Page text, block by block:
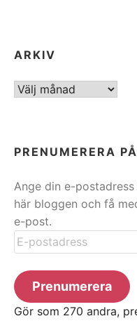
ARKIV
ARKIV
PRENUMERERA
Ange din e-
här bloggen och få
e-post.
E-
postadress
Prenumerera
Gör som 270 andra,